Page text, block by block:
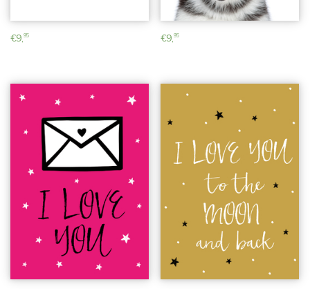
€9,95 €9,95